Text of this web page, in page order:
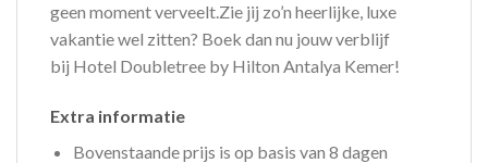
geen moment verveelt.Zie jij zo’n heerlijke, luxe
vakantie wel zitten? Boek dan nu jouw verblijf
bij Hotel Doubletree by Hilton Antalya Kemer!
Extra informatie
Bovenstaande prijs is op basis van 8 dagen